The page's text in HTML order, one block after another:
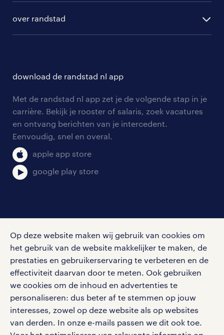
Op deze website maken wij gebruik van cookies om
het gebruik van de website makkelijker te maken, de
prestaties en gebruikerservaring te verbeteren en de
effectiviteit daarvan door te meten. Ook gebruiken
we cookies om de inhoud en advertenties te
personaliseren: dus beter af te stemmen op jouw
interesses, zowel op deze website als op websites
van derden. In onze e-mails passen we dit ook toe.
randstad digital
hr-diensten
branches
tarieven
personeel gezocht
aanmelden nieuwsbrief
solliciteren
blogs en artikelen
salarischecker
bruto-netto calculator
over randstad
onze vestigingen
pers
klachten en misstanden
download de randstad nl app
Met de randstad nl app zet je de volgende stap in je
carrière. Bekijk je rooster of salaris, zoek vacatures
en ontvang berichten van je intercedent.
Eenvoudig, snel en overal.
apple app store
google play store
Volg ons voor de leukste content omtrent
vacatures, solliciteren en inspiratie.
werken bij randstad
gebruikersvoorwaarden